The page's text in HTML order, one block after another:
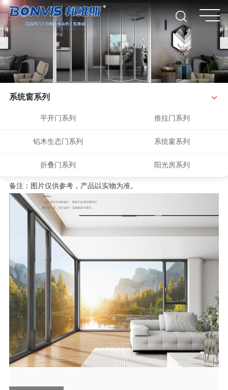
系统窗系列
平开门系列 推拉门系列
铝木生态门系列 系统窗系列
折叠门系列 阳光房系列
备注：图片仅供参考，产品以实物为准。